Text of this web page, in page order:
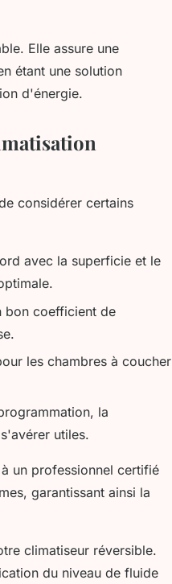
Elle assure une
étant une solution
d'énergie.
considérer certains
avec la superficie et le
bon coefficient de
les chambres à coucher
la
utiles.
un professionnel certifié
garantissant ainsi la
climatiseur réversible.
du niveau de fluide